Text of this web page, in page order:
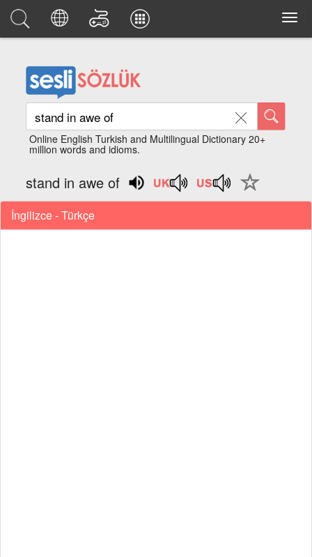
Online English Turkish and Multilingual Dictionary 20+
million words and idioms.
stand in awe of
İngilizce - Türkçe